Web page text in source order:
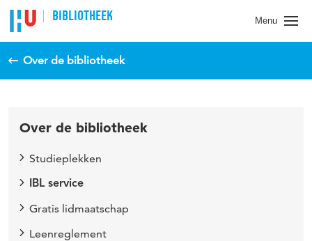
BIBLIOTHEEK Menu
Over de bibliotheek
Over de bibliotheek
Studieplekken
IBL service
Gratis lidmaatschap
Leenreglement